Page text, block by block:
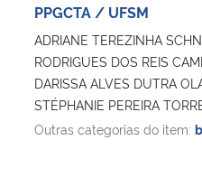
PPGCTA / UFSM
ADRIANE TEREZINHA
RODRIGUES DOS REIS
DARISSA ALVES DUTRA
STÉPHANIE PEREIRA
Outras categorias do item: